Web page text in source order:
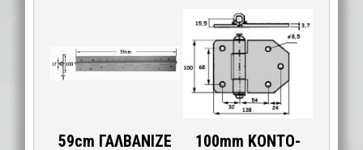
59cm ΓΑΛΒΑΝΙΖΕ
100mm ΚΟΝΤΟ-